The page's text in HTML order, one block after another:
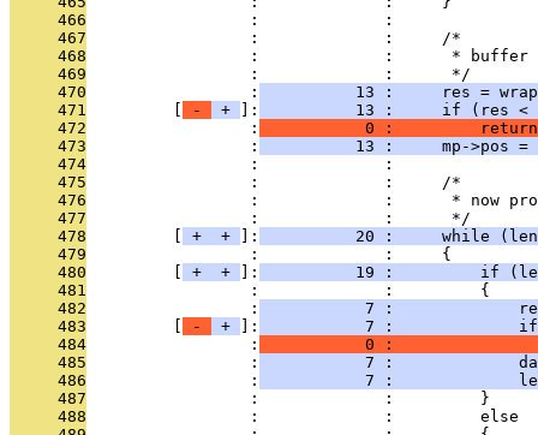
     466
                 :             :
     467
                 :             :     /*
     468
:             :      * buffer
     469
                 :             :      */
     470
                 :
13 :     res =
     471
- + ]:
13 :     if (res <
     472
                 :
0 :
     473
                 :
13 :     mp->pos =
     474
                 :             :
     475
                 :             :     /*
     476
:             :      * now
     477
                 :             :      */
     478
+ + ]:
20 :     while
     479
                 :             :     {
     480
+ + ]:
19 :         if
     481
                 :             :         {
     482
                 :
7 :
     483
- + ]:
7 :
     484
                 :
0 :
     485
                 :
7 :
     486
                 :
7 :
     487
                 :             :         }
     488
                 :             :         else